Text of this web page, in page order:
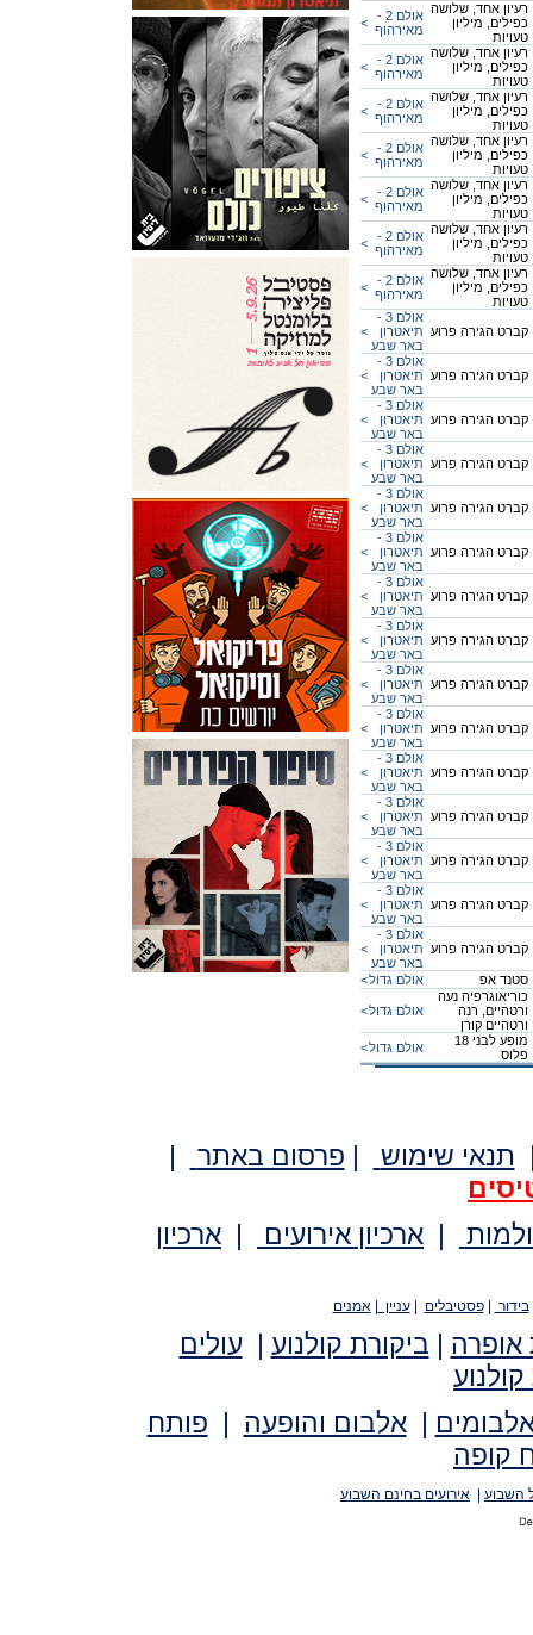
<
אולם 2 -
מאירהוף
רעיון אחד, שלושה
כפילים, מיליון
טעויות
<
אולם 2 -
מאירהוף
רעיון אחד, שלושה
כפילים, מיליון
טעויות
<
אולם 2 -
מאירהוף
רעיון אחד, שלושה
כפילים, מיליון
טעויות
<
אולם 2 -
מאירהוף
רעיון אחד, שלושה
כפילים, מיליון
טעויות
<
אולם 2 -
מאירהוף
רעיון אחד, שלושה
כפילים, מיליון
טעויות
<
אולם 2 -
מאירהוף
רעיון אחד, שלושה
כפילים, מיליון
טעויות
<
אולם 2 -
מאירהוף
רעיון אחד, שלושה
כפילים, מיליון
טעויות
<
אולם 3 -
תיאטרון
באר שבע
קברט הגירה פרוע
<
אולם 3 -
תיאטרון
באר שבע
קברט הגירה פרוע
<
אולם 3 -
תיאטרון
באר שבע
קברט הגירה פרוע
<
אולם 3 -
תיאטרון
באר שבע
קברט הגירה פרוע
<
אולם 3 -
תיאטרון
באר שבע
קברט הגירה פרוע
<
אולם 3 -
תיאטרון
באר שבע
קברט הגירה פרוע
<
אולם 3 -
תיאטרון
באר שבע
קברט הגירה פרוע
<
אולם 3 -
תיאטרון
באר שבע
קברט הגירה פרוע
<
אולם 3 -
תיאטרון
באר שבע
קברט הגירה פרוע
<
אולם 3 -
תיאטרון
באר שבע
קברט הגירה פרוע
<
אולם 3 -
תיאטרון
באר שבע
קברט הגירה פרוע
<
אולם 3 -
תיאטרון
באר שבע
קברט הגירה פרוע
<
אולם 3 -
תיאטרון
באר שבע
קברט הגירה פרוע
<
אולם 3 -
תיאטרון
באר שבע
קברט הגירה פרוע
<
אולם 3 -
תיאטרון
באר שבע
קברט הגירה פרוע
<אולם גדול סטנד אפ
<אולם גדול
כוריאוגרפיה נעה
ורטהיים, רנה
ורטהיים קורן
<אולם גדול
מופע לבני 18
פלוס
תנאי שימוש | פרסום באתר
|
| ארכיון אירועים | ארכיון
בידור |פסטיבלים |עניין |אמנים
אופרה | ביקורת קולנוע |עולים
קולנוע
|אלבום והופעה | פותח
קופה
השבוע אירועים בחינם השבוע